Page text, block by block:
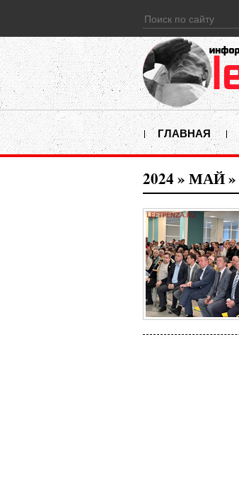
ГЛАВНАЯ
2024 » МАЙ»